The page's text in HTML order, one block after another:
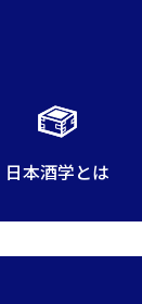
日本酒学とは